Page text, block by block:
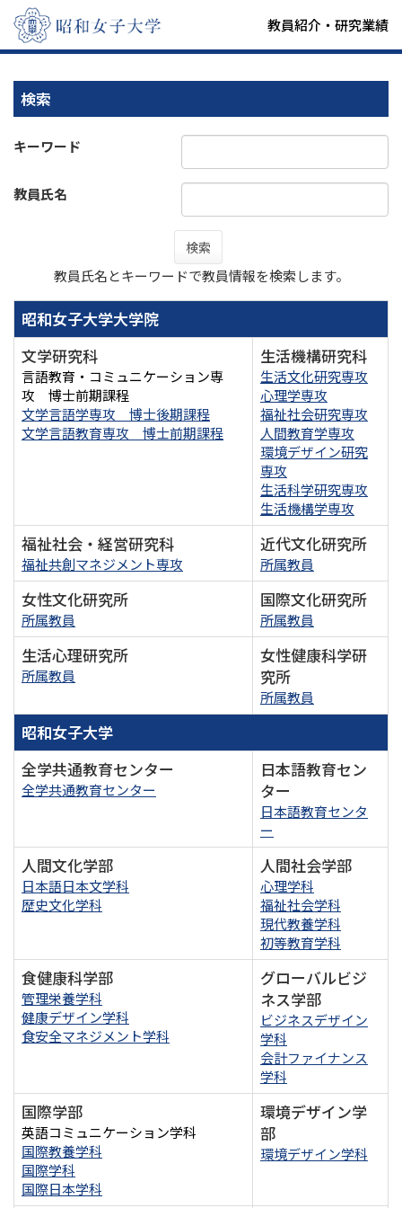
教員紹介・研究業績
検索
キーワード
教員氏名
検索
教員氏名とキーワードで教員情報を検索します。
昭和女子大学大学院
文学研究科
言語教育・コミュニケーション専
攻 博士前期課程
文学言語学専攻 博士後期課程
文学言語教育専攻 博士前期課程
生活機構研究科
生活文化研究専攻
心理学専攻
福祉社会研究専攻
人間教育学専攻
環境デザイン研究
専攻
生活科学研究専攻
生活機構学専攻
福祉社会・経営研究科
福祉共創マネジメント専攻
近代文化研究所
所属教員
女性文化研究所
所属教員
国際文化研究所
所属教員
生活心理研究所
所属教員
女性健康科学研
究所
所属教員
昭和女子大学
全学共通教育センター
全学共通教育センター
日本語教育セン
ター
日本語教育センタ
ー
人間文化学部
日本語日本文学科
歴史文化学科
人間社会学部
心理学科
福祉社会学科
現代教養学科
初等教育学科
食健康科学部
管理栄養学科
健康デザイン学科
食安全マネジメント学科
グローバルビジ
ネス学部
ビジネスデザイン
学科
会計ファイナンス
学科
国際学部
英語コミュニケーション学科
国際教養学科
国際学科
国際日本学科
環境デザイン学
部
環境デザイン学科